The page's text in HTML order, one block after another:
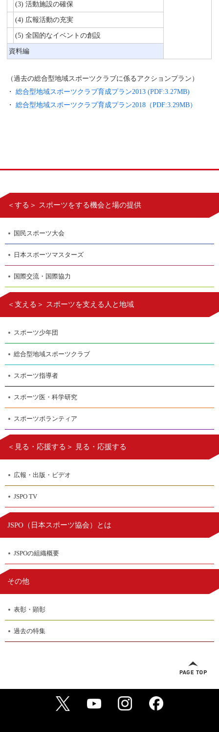
(3) 活動施設の確保
(4) 広報活動の充実
(5) 全国的なイベントの創設
資料編
（過去の総合型地域スポーツクラブに係るアクションプラン）
・ 総合型地域スポーツクラブ育成プラン2013 (PDF:3.27MB)
・総合型地域スポーツクラブ育成プラン2018 （PDF:3.29MB）
＜する＞ スポーツをする機会と場の提供
国民スポーツ大会
日本スポーツマスターズ
国際交流・国際協力
＜支える＞ スポーツを支える人と地域
スポーツ少年団
総合型地域スポーツクラブ
スポーツ指導者
スポーツ医・科学研究
スポーツボランティア
＜見る・応援する＞ 見る・応援する
広報・出版・ビデオ
JSPO TV
JSPO（ 日本スポーツ協会）とは
JSPOの組織概要
その他
表彰・顕彰
過去の特集